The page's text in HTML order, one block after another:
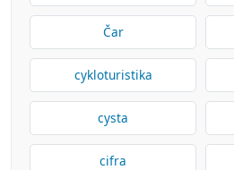
Čar
cykloturistika
cysta
cifra